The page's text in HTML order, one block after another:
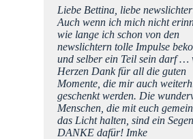
Liebe Bettina, liebe
Auch wenn ich mich nicht
wie lange ich schon von den
newslichtern tolle Impulse
und selber ein Teil sein darf …
Herzen Dank für all die guten
Momente, die mir auch
geschenkt werden. Die
Menschen, die mit euch
das Licht halten, sind ein
DANKE dafür! Imke